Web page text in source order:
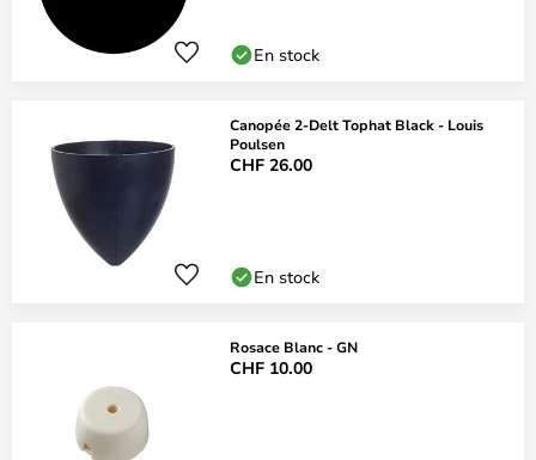
En stock
Canopée 2-Delt Tophat Black - Louis
Poulsen
CHF 26.00
En stock
Rosace Blanc - GN
CHF 10.00